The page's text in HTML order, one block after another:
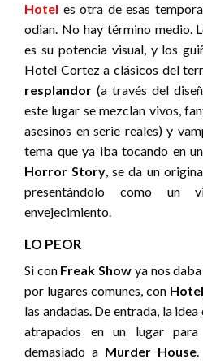
Hotel es otra de esas
odian. No hay término medio.
es su potencia visual, y los
Hotel Cortez a clásicos del
resplandor (a través del
este lugar se mezclan vivos,
asesinos en serie reales) y
tema que ya iba tocando en
Horror Story, se da un
presentándolo como un
envejecimiento.
LO PEOR
Si con Freak Show ya nos
por lugares comunes, con Hotel
las andadas. De entrada, la
atrapados en un lugar
demasiado a Murder House